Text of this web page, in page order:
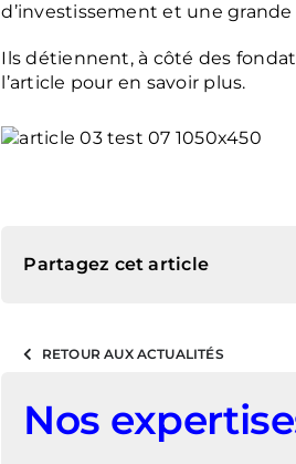
d’investissement et une
Ils détiennent, à côté des
l’article pour en savoir plus.
Partagez cet article
RETOUR AUX ACTUALITÉS
Nos